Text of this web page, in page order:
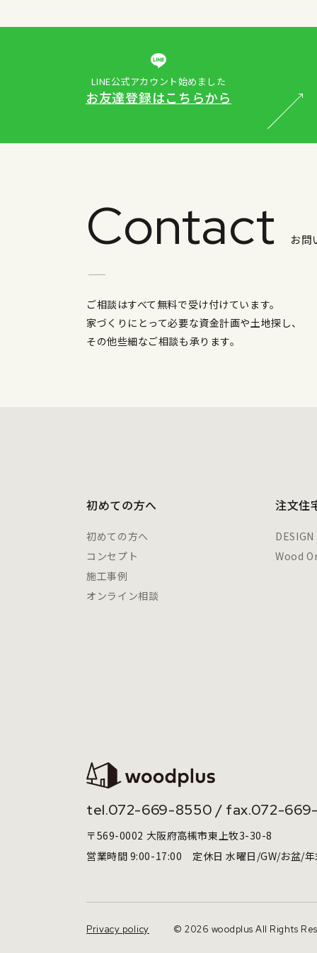
LINE公式アカウント始めました
お友達登録はこちらから
Contact お問
ご相談はすべて無料で受け付けています。
家づくりにとって必要な資金計画や土地探し、
その他些細なご相談も承ります。
初めての方へ
初めての方へ
コンセプト
施工事例
オンライン相談
注文住
Wood
tel.072-669-8550 / fax.072-
〒569-0002 大阪府高槻市東上牧3-30-8
営業時間 9:00-17:00 定休日 水曜日/GW/お盆/年
Privacy policy © 2026 woodplus All Rights